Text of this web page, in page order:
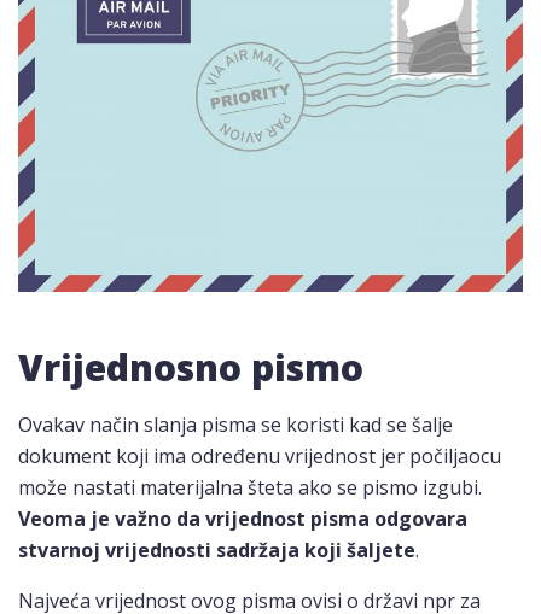
Vrijednosno pismo
Ovakav način slanja pisma se koristi kad se šalje
dokument koji ima određenu vrijednost jer počiljaocu
može nastati materijalna šteta ako se pismo izgubi.
Veoma je važno da vrijednost pisma odgovara
stvarnoj vrijednosti sadržaja koji šaljete.
Najveća vrijednost ovog pisma ovisi o državi npr za